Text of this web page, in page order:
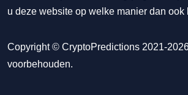
u deze website op welke manier dan ook
Copyright © CryptoPredictions 2021-
voorbehouden.